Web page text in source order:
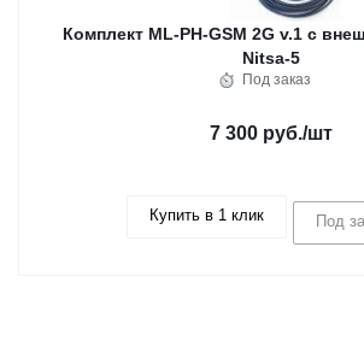
Комплект ML-PH-GSM 2G v.1 с внешней антенной
Nitsa-5
Под заказ
7 300 руб./шт
Купить в 1 клик Под